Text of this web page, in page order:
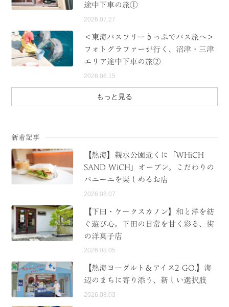
途中下車の旅①
2026.07.27
＜東海バスフリーきっぷでバス旅へ＞
フォトグラファーが行く、沼津・三津
エリア途中下車の旅②
2026.06.15
もっと見る
新着記事
【熱海】親水公園近くに「WHiCH
SAND WiCH」オープン。こだわりの
パニーニを楽しめるお店
2026.08.07
【下田・ケークスカノン】和と洋を紡
ぐ遊び心。下田の日常を甘く彩る、街
の洋菓子店
2026.08.05
【熱海ヨーグルト＆アイス2 GO.】海
辺のまちに寄り添う、新しい選択肢
2026.08.03